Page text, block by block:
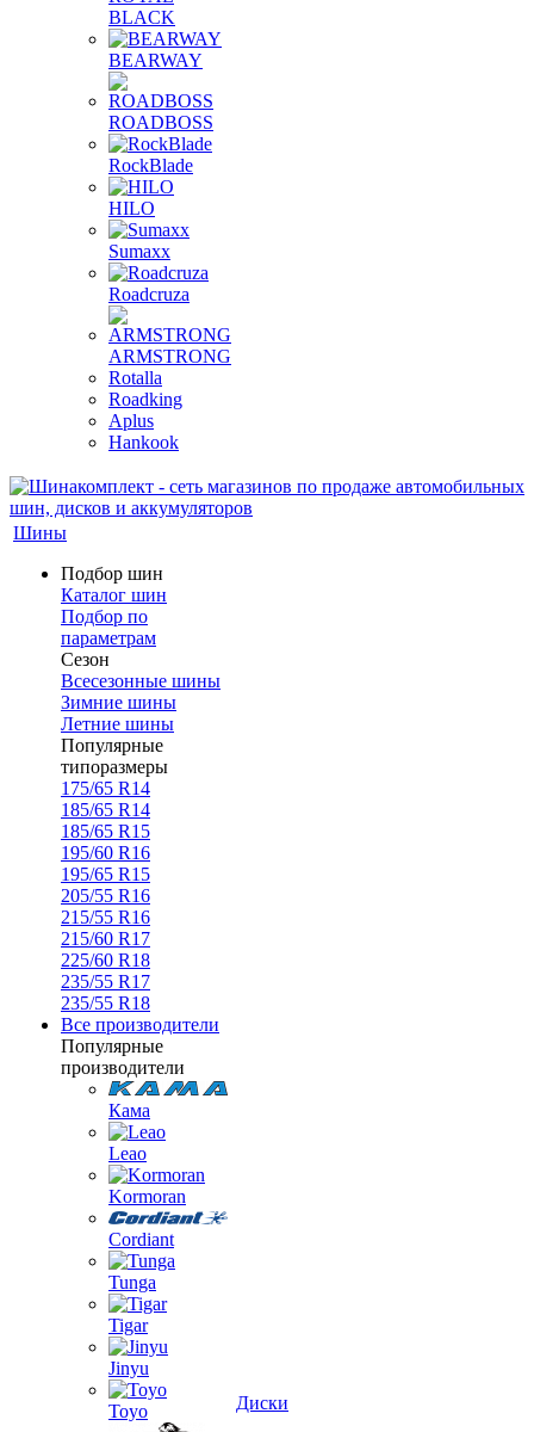
BLACK
BEARWAY
ROADBOSS
RockBlade
HILO
Sumaxx
Roadcruza
ARMSTRONG
Rotalla
Roadking
Aplus
Hankook
Шины
Подбор шин
Каталог шин
Подбор по
параметрам
Сезон
Всесезонные шины
Зимние шины
Летние шины
Популярные
типоразмеры
175/65 R14
185/65 R14
185/65 R15
195/60 R16
195/65 R15
205/55 R16
215/55 R16
215/60 R17
225/60 R18
235/55 R17
235/55 R18
Все производители
Популярные
производители
Кама
Leao
Kormoran
Cordiant
Tunga
Tigar
Jinyu
Toyo
Диски